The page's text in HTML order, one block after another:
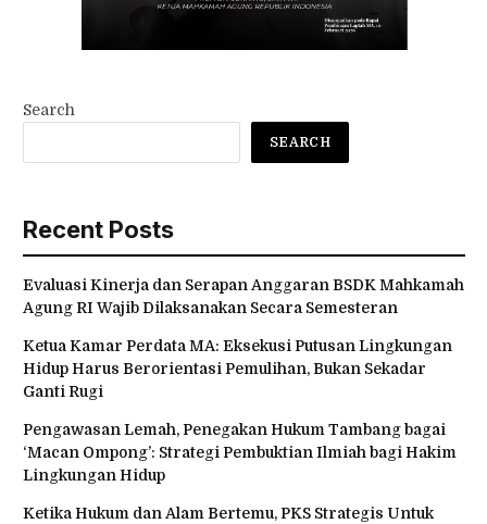
Search
SEARCH
Recent Posts
Evaluasi Kinerja dan Serapan Anggaran BSDK Mahkamah
Agung RI Wajib Dilaksanakan Secara Semesteran
Ketua Kamar Perdata MA: Eksekusi Putusan Lingkungan
Hidup Harus Berorientasi Pemulihan, Bukan Sekadar
Ganti Rugi
Pengawasan Lemah, Penegakan Hukum Tambang bagai
‘Macan Ompong’: Strategi Pembuktian Ilmiah bagi Hakim
Lingkungan Hidup
Ketika Hukum dan Alam Bertemu, PKS Strategis Untuk